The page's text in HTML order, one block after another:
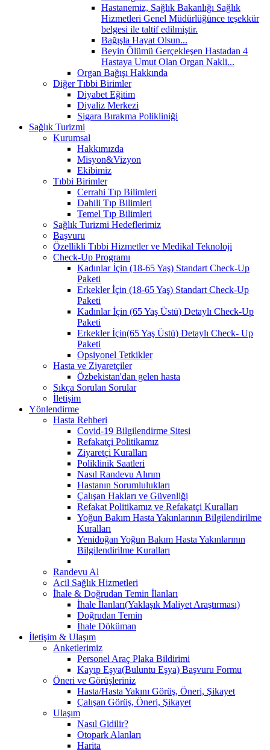
Hastanemiz, Sağlık Bakanlığı Sağlık
Hizmetleri Genel Müdürlüğünce teşekkür
belgesi ile taltif edilmiştir.
Bağışla Hayat Olsun...
Beyin Ölümü Gerçekleşen Hastadan 4
Hastaya Umut Olan Organ Nakli...
Organ Bağışı Hakkında
Diğer Tıbbi Birimler
Diyabet Eğitim
Diyaliz Merkezi
Sigara Bırakma Polikliniği
Sağlık Turizmi
Kurumsal
Hakkımızda
Misyon&Vizyon
Ekibimiz
Tıbbi Birimler
Cerrahi Tıp Bilimleri
Dahili Tıp Bilimleri
Temel Tıp Bilimleri
Sağlık Turizmi Hedeflerimiz
Başvuru
Özellikli Tıbbi Hizmetler ve Medikal Teknoloji
Check-Up Programı
Kadınlar İçin (18-65 Yaş) Standart Check-Up
Paketi
Erkekler İçin (18-65 Yaş) Standart Check-Up
Paketi
Kadınlar İçin (65 Yaş Üstü) Detaylı Check-Up
Paketi
Erkekler İçin(65 Yaş Üstü) Detaylı Check- Up
Paketi
Opsiyonel Tetkikler
Hasta ve Ziyaretçiler
Özbekistan'dan gelen hasta
Sıkça Sorulan Sorular
İletişim
Yönlendirme
Hasta Rehberi
Covid-19 Bilgilendirme Sitesi
Refakatçi Politikamız
Ziyaretçi Kuralları
Poliklinik Saatleri
Nasıl Randevu Alırım
Hastanın Sorumlulukları
Çalışan Hakları ve Güvenliği
Refakat Politikamız ve Refakatçi Kuralları
Yoğun Bakım Hasta Yakınlarının Bilgilendirilme
Kuralları
Yenidoğan Yoğun Bakım Hasta Yakınlarının
Bilgilendirilme Kuralları
Randevu Al
Acil Sağlık Hizmetleri
İhale & Doğrudan Temin İlanları
İhale İlanları(Yaklaşık Maliyet Araştırması)
Doğrudan Temin
İhale Döküman
İletişim & Ulaşım
Anketlerimiz
Personel Araç Plaka Bildirimi
Kayıp Eşya(Buluntu Eşya) Başvuru Formu
Öneri ve Görüşleriniz
Hasta/Hasta Yakını Görüş, Öneri, Şikayet
Çalışan Görüş, Öneri, Şikayet
Ulaşım
Nasıl Gidilir?
Otopark Alanları
Harita